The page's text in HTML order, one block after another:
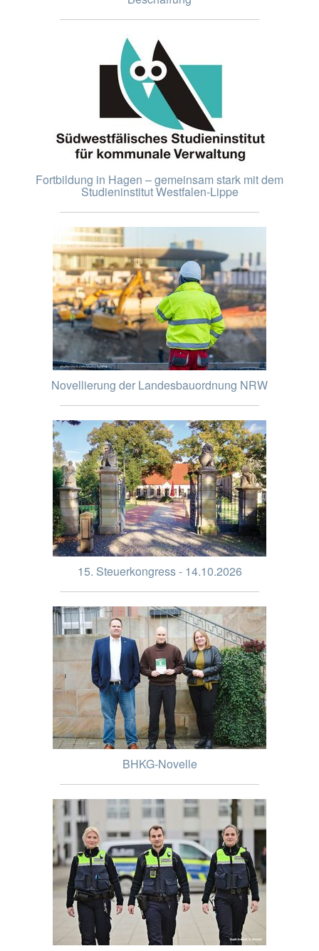
Fortbildung in Hagen – gemeinsam stark mit dem
Studieninstitut Westfalen-Lippe
Novellierung der Landesbauordnung NRW
15. Steuerkongress - 14.10.2026
BHKG-Novelle